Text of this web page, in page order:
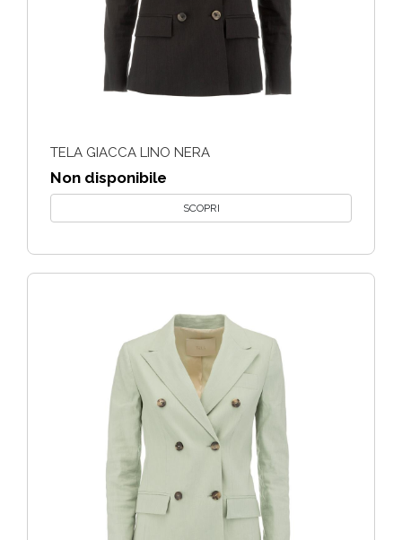
TELA GIACCA LINO NERA
Non disponibile
SCOPRI